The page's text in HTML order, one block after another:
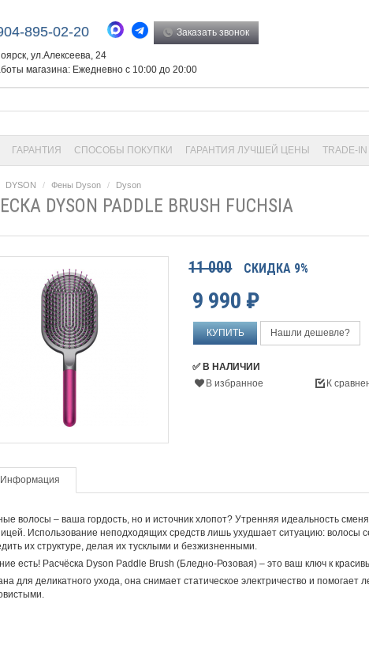
895-02-20 Заказать звонок
ул.Алексеева, 24
магазина: Ежедневно с 10:00 до 20:00
ГАРАНТИЯ СПОСОБЫ ПОКУПКИ ГАРАНТИЯ ЛУЧШЕЙ ЦЕНЫ TRADE-IN
DYSON Фены Dyson Dyson
DYSON PADDLE BRUSH FUCHSIA
11 000 СКИДКА 9%
9 990 ₽
Нашли дешевле?
✅ В НАЛИЧИИ
В избранное
К
Информация
волосы – ваша гордость, но и источник хлопот? Утренняя идеальность
Использование неподходящих средств лишь ухудшает ситуацию: волосы
их структуре, делая их тусклыми и безжизненными.
есть! Расчёска Dyson Paddle Brush (Бледно-Розовая) – это ваш ключ к
для деликатного ухода, она снимает статическое электричество и помогает